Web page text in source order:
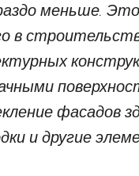
меньше.
в
фасадов
и другие